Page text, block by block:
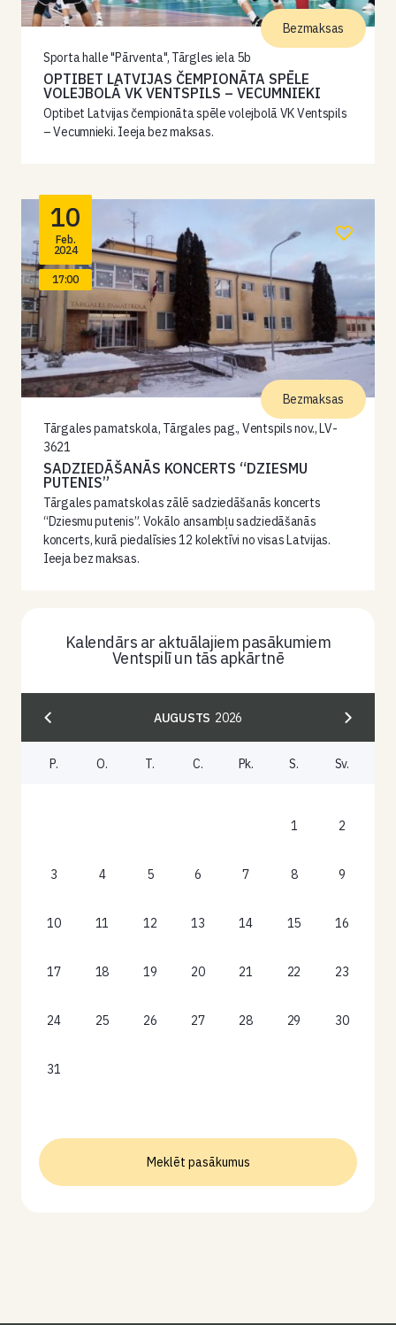
Sporta halle "Pārventa", Tārgles iela 5b
OPTIBET LATVIJAS ČEMPIONĀTA SPĒLE
VOLEJBOLĀ VK VENTSPILS – VECUMNIEKI
Optibet Latvijas čempionāta spēle volejbolā VK Ventspils
– Vecumnieki. Ieeja bez maksas.
Bezmaksas
10
Feb.
2024
17:00
Tārgales pamatskola, Tārgales pag., Ventspils nov., LV-
3621
SADZIEDĀŠANĀS KONCERTS “DZIESMU
PUTENIS”
Tārgales pamatskolas zālē sadziedāšanās koncerts
“Dziesmu putenis”. Vokālo ansambļu sadziedāšanās
koncerts, kurā piedalīsies 12 kolektīvi no visas Latvijas.
Ieeja bez maksas.
Bezmaksas
Kalendārs ar aktuālajiem pasākumiem
Ventspilī un tās apkārtnē
AUGUSTS 2026
P. O. T. C. Pk. S. Sv.
1 2
3 4 5 6 7 8 9
10 11 12 13 14 15 16
17 18 19 20 21 22 23
24 25 26 27 28 29 30
31
Meklēt pasākumus